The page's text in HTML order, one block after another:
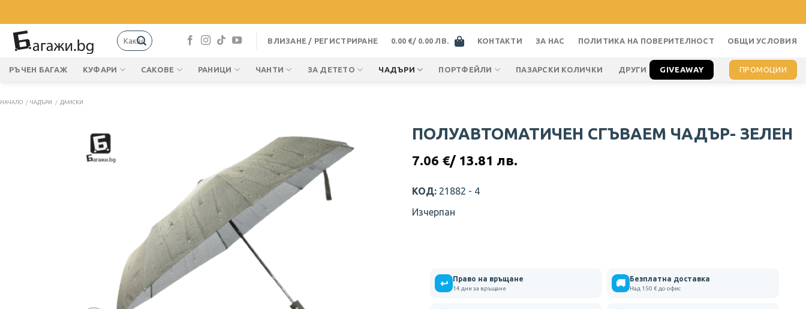
to
content
Търсене
за:
ВЛИЗАНЕ / РЕГИСТРИРАНЕ 0.00 €/ 0.00 ЛВ. КОНТАКТИ ЗА НАС ПОЛИТИКА НА ПОВЕРИТЕЛНОСТ ОБЩИ УСЛОВИЯ
РЪЧЕН БАГАЖ КУФАРИ САКОВЕ РАНИЦИ ЧАНТИ ЗА ДЕТЕТО ЧАДЪРИ ПОРТФЕЙЛИ ПАЗАРСКИ КОЛИЧКИ ДРУГИ GIVEAWAY ПРОМОЦИИ
НАЧАЛО / ЧАДЪРИ / ДАМСКИ
ПОЛУАВТОМАТИЧЕН СГЪВАЕМ ЧАДЪР- ЗЕЛЕН
7.06 €/ 13.81 лв.
КОД: 21882 - 4
Изчерпан
↩ Право на връщане
14 дни за връщане 🚚 Безплатна доставка
Над 150 € до офис